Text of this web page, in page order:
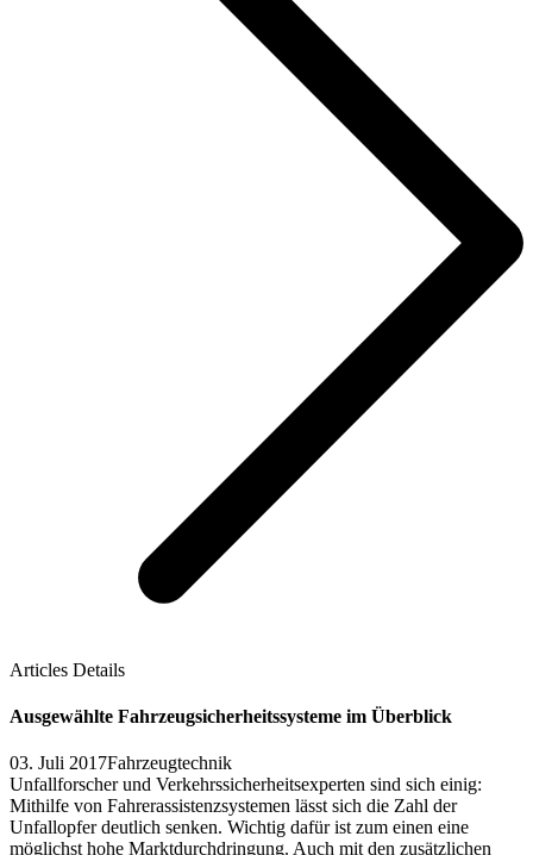
Articles Details
Ausgewählte Fahrzeugsicherheitssysteme im Überblick
03. Juli 2017Fahrzeugtechnik
Unfallforscher und Verkehrssicherheitsexperten sind sich einig:
Mithilfe von Fahrerassistenzsystemen lässt sich die Zahl der
Unfallopfer deutlich senken. Wichtig dafür ist zum einen eine
möglichst hohe Marktdurchdringung. Auch mit den zusätzlichen